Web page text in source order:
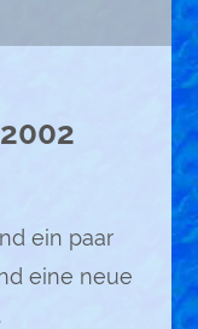
ein paar
eine neue